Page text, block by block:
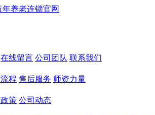
在线留言 公司团队 联系我们
程 售后服务 师资力量
策 公司动态